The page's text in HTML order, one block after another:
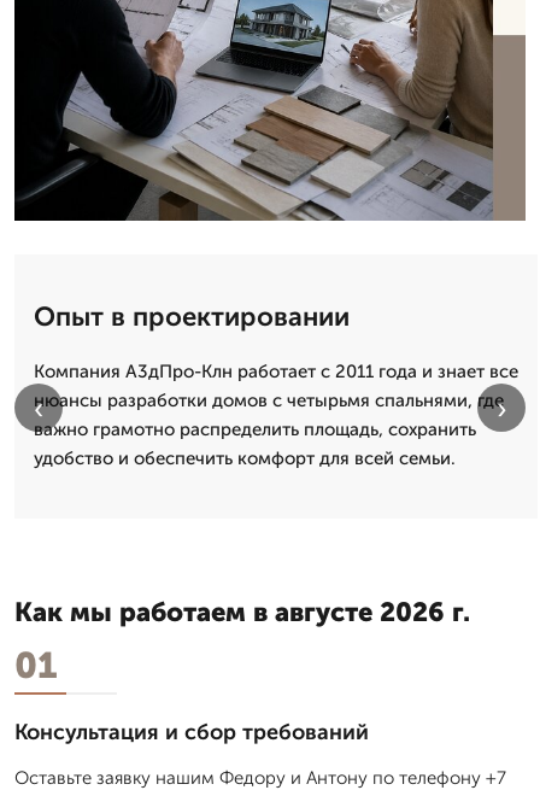
Опыт в проектировании
Компания А3дПро-Клн работает с 2011 года и знает все
нюансы разработки домов с четырьмя спальнями, где
важно грамотно распределить площадь, сохранить
удобство и обеспечить комфорт для всей семьи.
‹ ›
Как мы работаем в августе 2026 г.
01
Консультация и сбор требований
Оставьте заявку нашим Федору и Антону по телефону +7